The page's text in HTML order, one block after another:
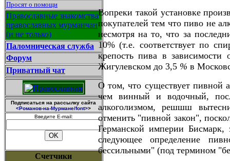
Просят о помощи
Православные знакомства
православных мурманчан
(и не только)
Паломническая служба
Форум
Приватный чат
Подписаться на рассылку сайта
<Романов-на-Мурмане/font>>
Введите E-mail:
Счетчики
Вопреки такой установке
покупателей тем что пиво не
несмотря на то, что за
10% (т.е. соответствует по
крепость пива в
Жигулевском до 3,5 % в
О том, что существует пивной
чем винный и водочный,
алкоголизмом, решшш
отменить "пивной закон",
Германской империи
следующее определение
бессильными" (под термином